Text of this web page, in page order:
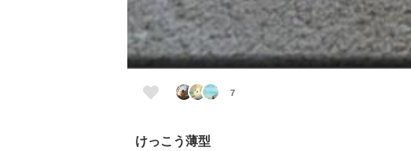
7
けっこう薄型